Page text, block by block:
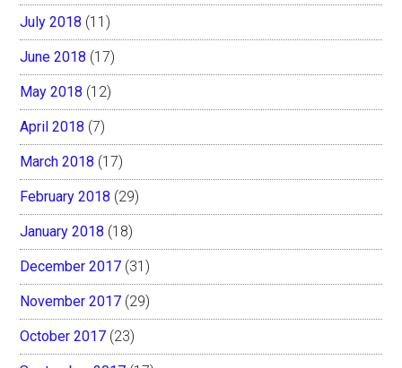
July 2018 (11)
June 2018 (17)
May 2018 (12)
April 2018 (7)
March 2018 (17)
February 2018 (29)
January 2018 (18)
December 2017 (31)
November 2017 (29)
October 2017 (23)